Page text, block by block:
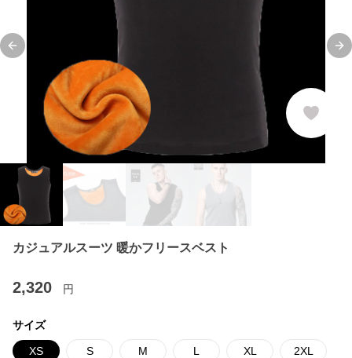
Previous slide
カジュアルスーツ 暖かフリースベスト
2,320 円
サイズ
XS S M L XL 2XL